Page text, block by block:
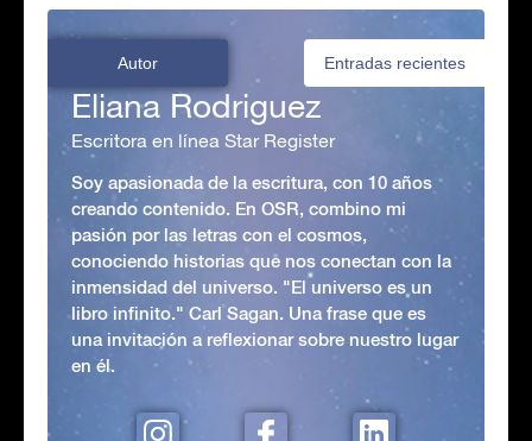
Autor Entradas recientes
Eliana Rodriguez
Escritora en línea Star Register
Soy apasionada de la escritura, con 10 años
creando contenido. En OSR, combino mi
pasión por las letras con el cosmos,
conociendo historias que nos conectan con la
inmensidad del universo. "El universo es un
libro infinito." Carl Sagan. Una frase que es
una invitación a reflexionar sobre nuestro lugar
en él.